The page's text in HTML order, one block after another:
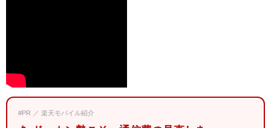
#PR ／ 楽天モバイル紹介